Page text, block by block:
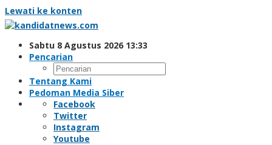
Lewati ke konten
Sabtu 8 Agustus 2026 13:33
Pencarian
Tentang Kami
Pedoman Media Siber
Facebook
Twitter
Instagram
Youtube